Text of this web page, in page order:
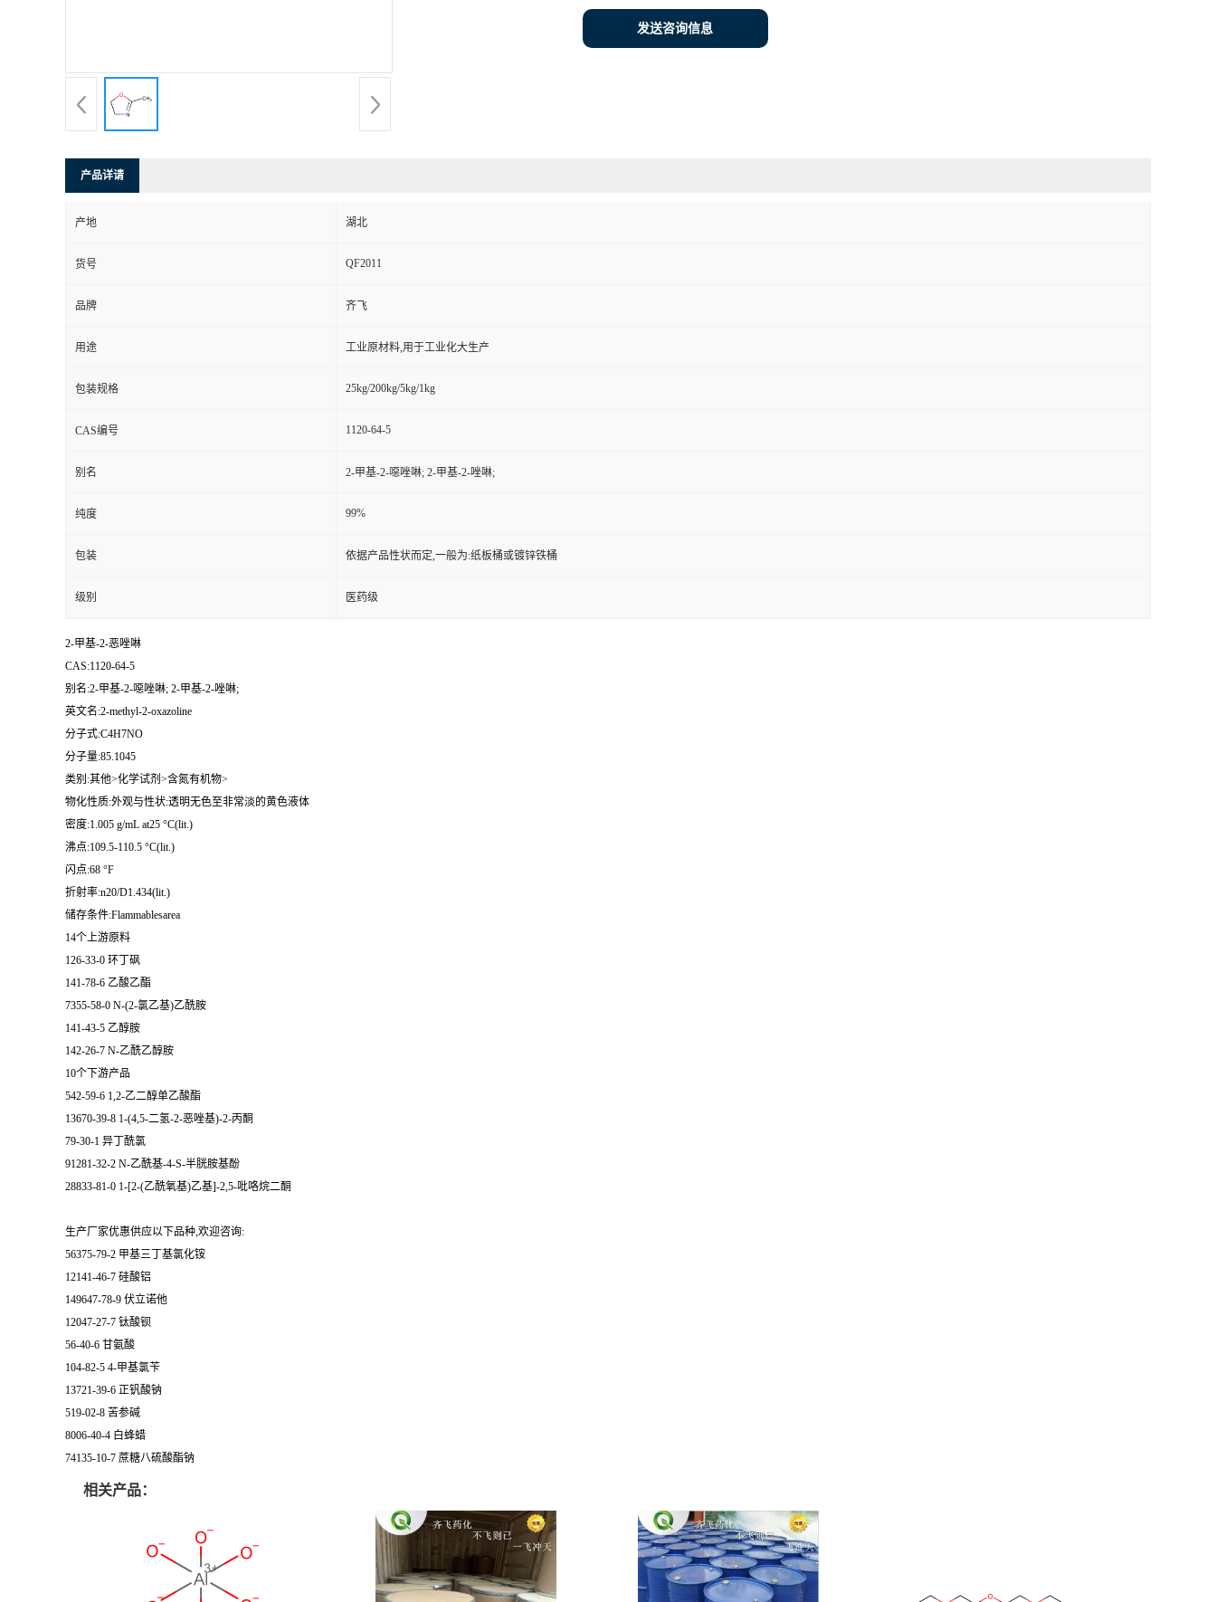
发送咨询信息
产品详请
产地 湖北
货号 QF2011
品牌 齐飞
用途 工业原材料,用于工业化大生产
包装规格 25kg/200kg/5kg/1kg
CAS编号 1120-64-5
别名 2-甲基-2-噁唑啉; 2-甲基-2-唑啉;
纯度 99%
包装 依据产品性状而定,一般为:纸板桶或镀锌铁桶
级别 医药级
2-甲基-2-恶唑啉
CAS:1120-64-5
别名:2-甲基-2-噁唑啉; 2-甲基-2-唑啉;
英文名:2-methyl-2-oxazoline
分子式:C4H7NO
分子量:85.1045
类别:其他>化学试剂>含氮有机物>
物化性质:外观与性状:透明无色至非常淡的黄色液体
密度:1.005 g/mL at25 °C(lit.)
沸点:109.5-110.5 °C(lit.)
闪点:68 °F
折射率:n20/D1.434(lit.)
储存条件:Flammablesarea
14个上游原料
126-33-0 环丁砜
141-78-6 乙酸乙酯
7355-58-0 N-(2-氯乙基)乙酰胺
141-43-5 乙醇胺
142-26-7 N-乙酰乙醇胺
10个下游产品
542-59-6 1,2-乙二醇单乙酸酯
13670-39-8 1-(4,5-二氢-2-恶唑基)-2-丙酮
79-30-1 异丁酰氯
91281-32-2 N-乙酰基-4-S-半胱胺基酚
28833-81-0 1-[2-(乙酰氧基)乙基]-2,5-吡咯烷二酮
生产厂家优惠供应以下品种,欢迎咨询:
56375-79-2 甲基三丁基氯化铵
12141-46-7 硅酸铝
149647-78-9 伏立诺他
12047-27-7 钛酸钡
56-40-6 甘氨酸
104-82-5 4-甲基氯苄
13721-39-6 正钒酸钠
519-02-8 苦参碱
8006-40-4 白蜂蜡
74135-10-7 蔗糖八硫酸酯钠
相关产品：